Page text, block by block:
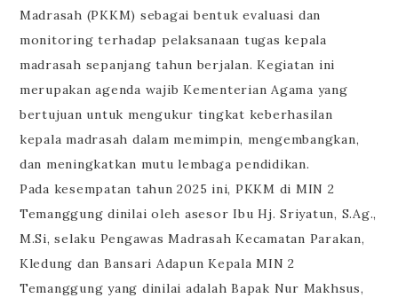
Madrasah (PKKM) sebagai bentuk evaluasi dan
monitoring terhadap pelaksanaan tugas kepala
madrasah sepanjang tahun berjalan. Kegiatan ini
merupakan agenda wajib Kementerian Agama yang
bertujuan untuk mengukur tingkat keberhasilan
kepala madrasah dalam memimpin, mengembangkan,
dan meningkatkan mutu lembaga pendidikan.
Pada kesempatan tahun 2025 ini, PKKM di MIN 2
Temanggung dinilai oleh asesor Ibu Hj. Sriyatun, S.Ag.,
M.Si, selaku Pengawas Madrasah Kecamatan Parakan,
Kledung dan Bansari Adapun Kepala MIN 2
Temanggung yang dinilai adalah Bapak Nur Makhsus,